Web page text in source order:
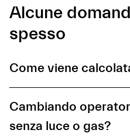
Alcune
spesso
Come viene
Cambiando
senza luce o gas?